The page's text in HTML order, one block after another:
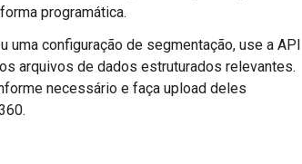
programática.
uma configuração de segmentação, use a API
arquivos de dados estruturados relevantes.
necessário e faça upload deles